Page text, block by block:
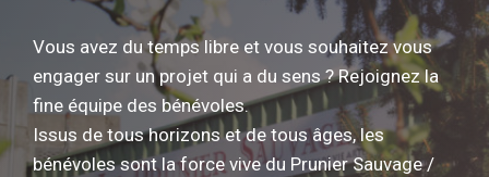
Vous avez du temps libre et vous souhaitez vous
engager sur un projet qui a du sens ? Rejoignez la
fine équipe des bénévoles.
Issus de tous horizons et de tous âges, les
bénévoles sont la force vive du Prunier Sauvage /